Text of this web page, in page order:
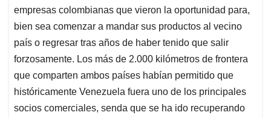
empresas colombianas que vieron la oportunidad para,
bien sea comenzar a mandar sus productos al vecino
país o regresar tras años de haber tenido que salir
forzosamente. Los más de 2.000 kilómetros de frontera
que comparten ambos países habían permitido que
históricamente Venezuela fuera uno de los principales
socios comerciales, senda que se ha ido recuperando